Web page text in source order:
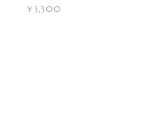
¥3,300